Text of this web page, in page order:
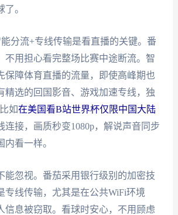
。
分流+专线传输是看直播的关键。番
不用担心看完整场比赛中途断流。智
保障体育直播的流量，即使高峰期也
精选的回国影音、游戏加速专线，独
如在美国看B站世界杯仅限中国大陆
连接，画质秒变1080p，解说声音同步
看一样。
能忽视。番茄采用银行级别的加密技
专线传输，尤其是在公共WiFi环境
信息被窃取。看球时安心，不用顾虑